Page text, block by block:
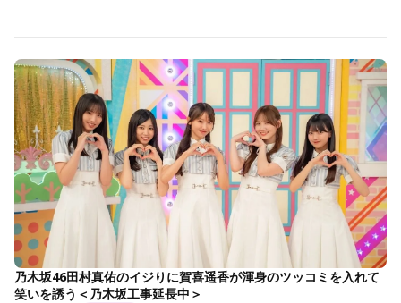
乃木坂46田村真佑のイジりに賀喜遥香が渾身のツッコミを入れて
笑いを誘う＜乃木坂工事延長中＞